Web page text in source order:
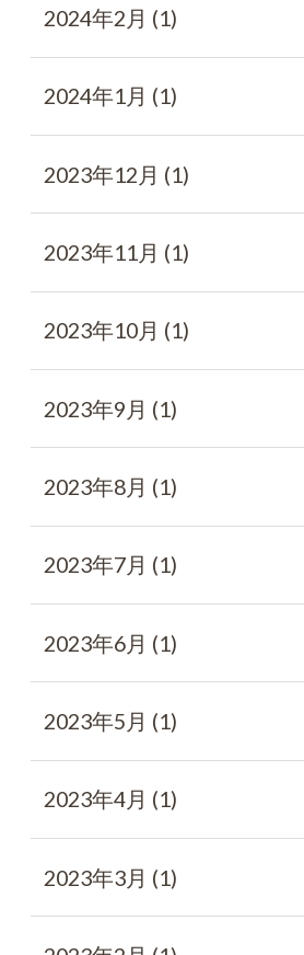
2024年2月 (1)
2024年1月 (1)
2023年12月 (1)
2023年11月 (1)
2023年10月 (1)
2023年9月 (1)
2023年8月 (1)
2023年7月 (1)
2023年6月 (1)
2023年5月 (1)
2023年4月 (1)
2023年3月 (1)